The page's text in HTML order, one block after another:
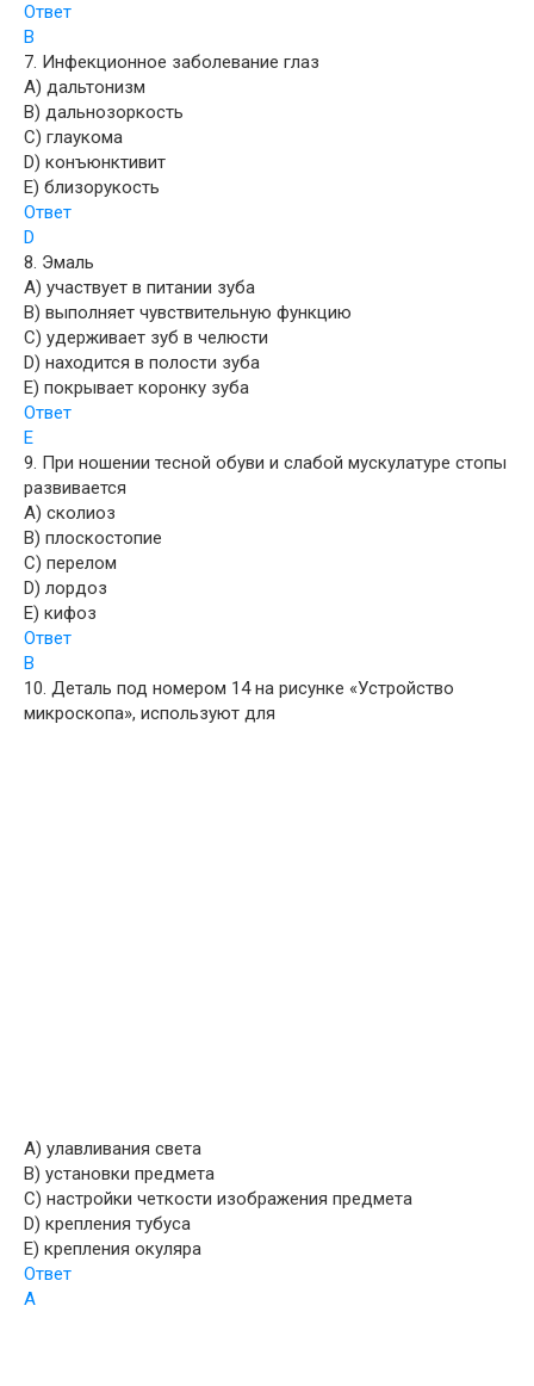
Ответ
В
7. Инфекционное заболевание глаз
A) дальтонизм
B) дальнозоркость
C) глаукома
D) конъюнктивит
E) близорукость
Ответ
D
8. Эмаль
A) участвует в питании зуба
B) выполняет чувствительную функцию
C) удерживает зуб в челюсти
D) находится в полости зуба
E) покрывает коронку зуба
Ответ
E
9. При ношении тесной обуви и слабой мускулатуре стопы
развивается
A) сколиоз
B) плоскостопие
C) перелом
D) лордоз
E) кифоз
Ответ
B
10. Деталь под номером 14 на рисунке «Устройство
микроскопа», используют для
A) улавливания света
B) установки предмета
C) настройки четкости изображения предмета
D) крепления тубуса
E) крепления окуляра
Ответ
A